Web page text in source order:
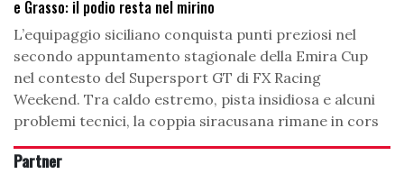
e Grasso: il podio resta nel mirino
L’equipaggio siciliano conquista punti preziosi nel
secondo appuntamento stagionale della Emira Cup
nel contesto del Supersport GT di FX Racing
Weekend. Tra caldo estremo, pista insidiosa e alcuni
problemi tecnici, la coppia siracusana rimane in cors
Partner